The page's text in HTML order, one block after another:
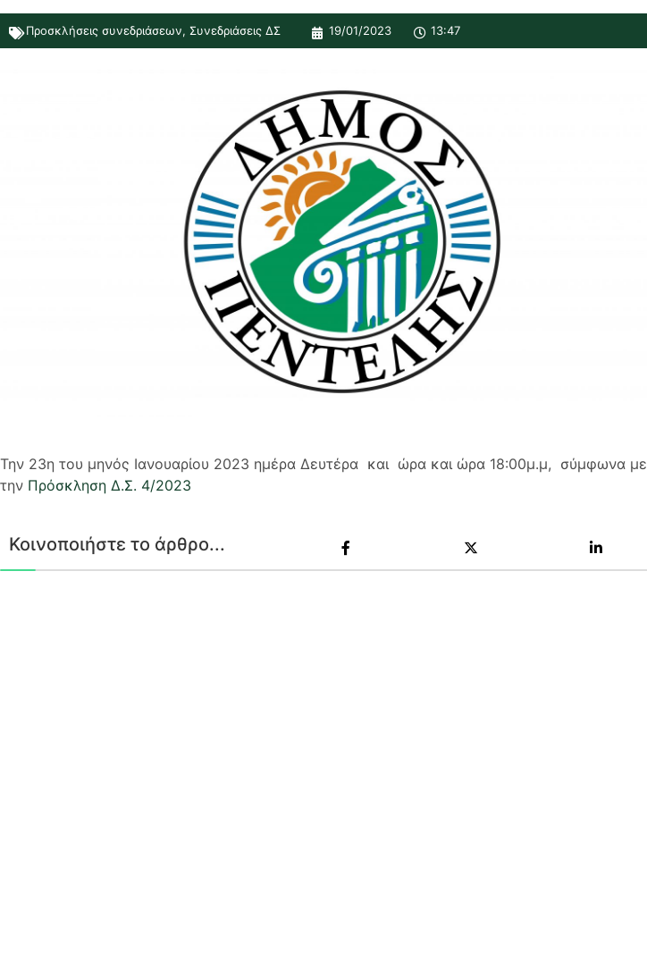
Προσκλήσεις συνεδριάσεων, Συνεδριάσεις ΔΣ 19/01/2023 13:47
Την 23η του μηνός Ιανουαρίου 2023 ημέρα Δευτέρα και ώρα και ώρα 18:00μ.μ, σύμφωνα με
την Πρόσκληση Δ.Σ. 4/2023
Κοινοποιήστε το άρθρο...